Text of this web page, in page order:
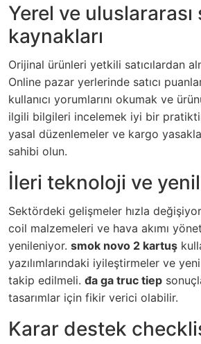
Yerel ve uluslararası
kaynakları
Orijinal ürünleri yetkili satıcılardan
Online pazar yerlerinde satıcı
kullanıcı yorumlarını okumak ve
ilgili bilgileri incelemek iyi bir
yasal düzenlemeler ve kargo
sahibi olun.
İleri teknoloji ve
Sektördeki gelişmeler hızla
coil malzemeleri ve hava akımı
yenileniyor. smok novo 2 kartuş
yazılımlarındaki iyileştirmeler ve
takip edilmeli. đa ga truc tiep
tasarımlar için fikir verici olabilir.
Karar destek